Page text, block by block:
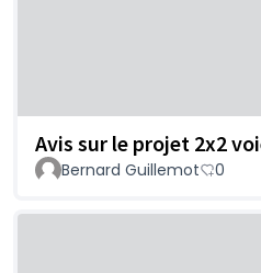
Avis sur le projet 2x2
Bernard Guillemot 0